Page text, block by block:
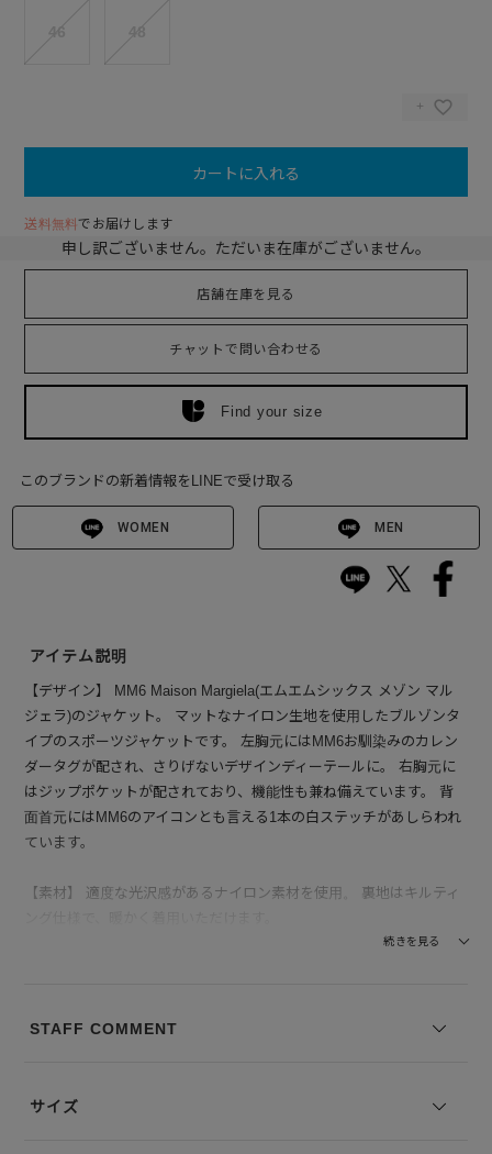
カートに入れる
送料無料でお届けします
申し訳ございません。ただいま在庫がございません。
店舗在庫を見る
チャットで問い合わせる
Find your size
このブランドの新着情報をLINEで受け取る
WOMEN MEN
アイテム説明
【デザイン】 MM6 Maison Margiela(エムエムシックス メゾン マル
ジェラ)のジャケット。 マットなナイロン生地を使用したブルゾンタ
イプのスポーツジャケットです。 左胸元にはMM6お馴染みのカレン
ダータグが配され、さりげないデザインディーテールに。 右胸元に
はジップポケットが配されており、機能性も兼ね備えています。 背
面首元にはMM6のアイコンとも言える1本の白ステッチがあしらわれ
ています。
【素材】 適度な光沢感があるナイロン素材を使用。 裏地はキルティ
続きを見る
STAFF COMMENT
サイズ